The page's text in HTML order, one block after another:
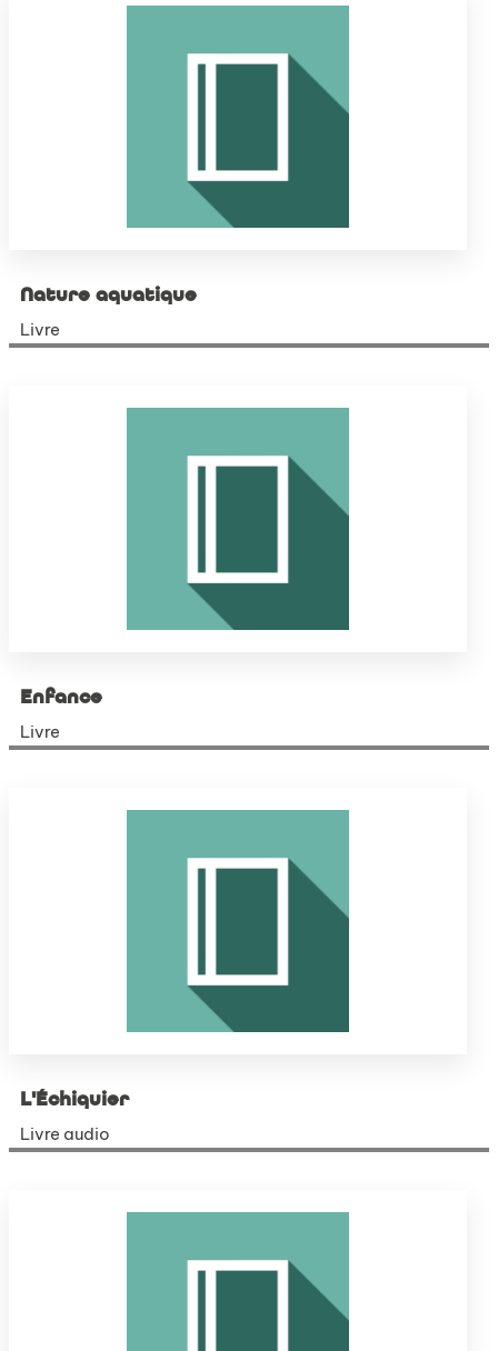
Nature aquatique
Livre
Enfance
Livre
L'Échiquier
Livre audio